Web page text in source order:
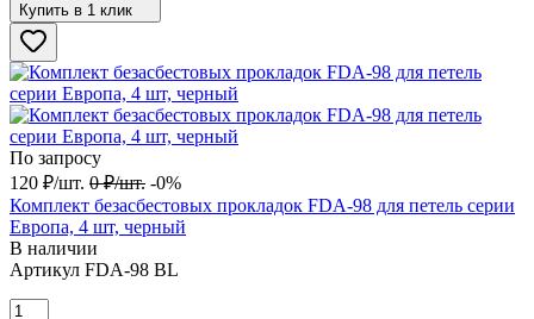
Купить в 1 клик
По запросу
120 ₽/шт. 0 ₽/шт. -0%
Комплект безасбестовых прокладок FDA-98 для петель серии
Европа, 4 шт, черный
В наличии
Артикул FDA-98 BL